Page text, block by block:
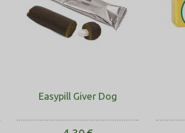
Easypill Giver Dog